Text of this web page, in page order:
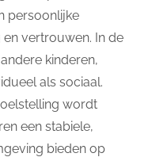
persoonlijke
vertrouwen. In de
kinderen,
als sociaal.
wordt
een stabiele,
bieden op